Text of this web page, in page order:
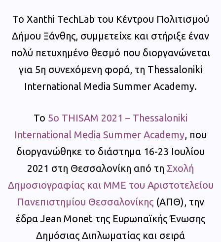
To Xanthi TechLab του Κέντρου Πολιτισμού
Δήμου Ξάνθης, συμμετείχε και στήριξε έναν
πολύ πετυχημένο θεσμό που διοργανώνεται
για 5η συνεχόμενη φορά, τη Thessaloniki
International Media Summer Academy.
Το 5ο THISAM 2021 – Thessaloniki
International Media Summer Academy, που
διοργανώθηκε το διάστημα 16-23 Ιουλίου
2021 στη Θεσσαλονίκη από τη Σχολή
Δημοσιογραφίας και ΜΜΕ του Αριστοτελείου
Πανεπιστημίου Θεσσαλονίκης (ΑΠΘ), την
έδρα Jean Monet της Ευρωπαϊκής Ένωσης
Δημόσιας Διπλωματίας και σειρά